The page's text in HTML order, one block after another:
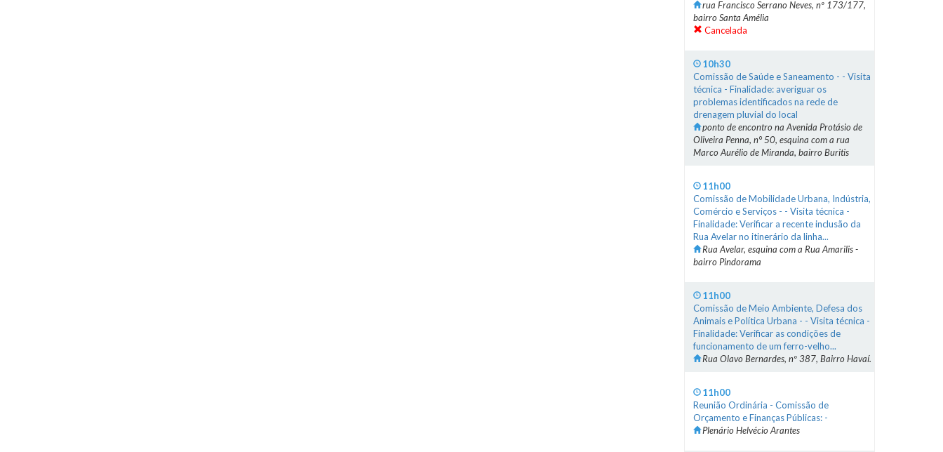
rua Francisco Serrano Neves, nº 173/177,
bairro Santa Amélia
Cancelada
10h30
Comissão de Saúde e Saneamento - - Visita
técnica - Finalidade: averiguar os
problemas identificados na rede de
drenagem pluvial do local
ponto de encontro na Avenida Protásio de
Oliveira Penna, n° 50, esquina com a rua
Marco Aurélio de Miranda, bairro Buritis
11h00
Comissão de Mobilidade Urbana, Indústria,
Comércio e Serviços - - Visita técnica -
Finalidade: Verificar a recente inclusão da
Rua Avelar no itinerário da linha...
Rua Avelar, esquina com a Rua Amarilis -
bairro Pindorama
11h00
Comissão de Meio Ambiente, Defesa dos
Animais e Política Urbana - - Visita técnica -
Finalidade: Verificar as condições de
funcionamento de um ferro-velho...
Rua Olavo Bernardes, nº 387, Bairro Havaí.
11h00
Reunião Ordinária - Comissão de
Orçamento e Finanças Públicas: -
Plenário Helvécio Arantes